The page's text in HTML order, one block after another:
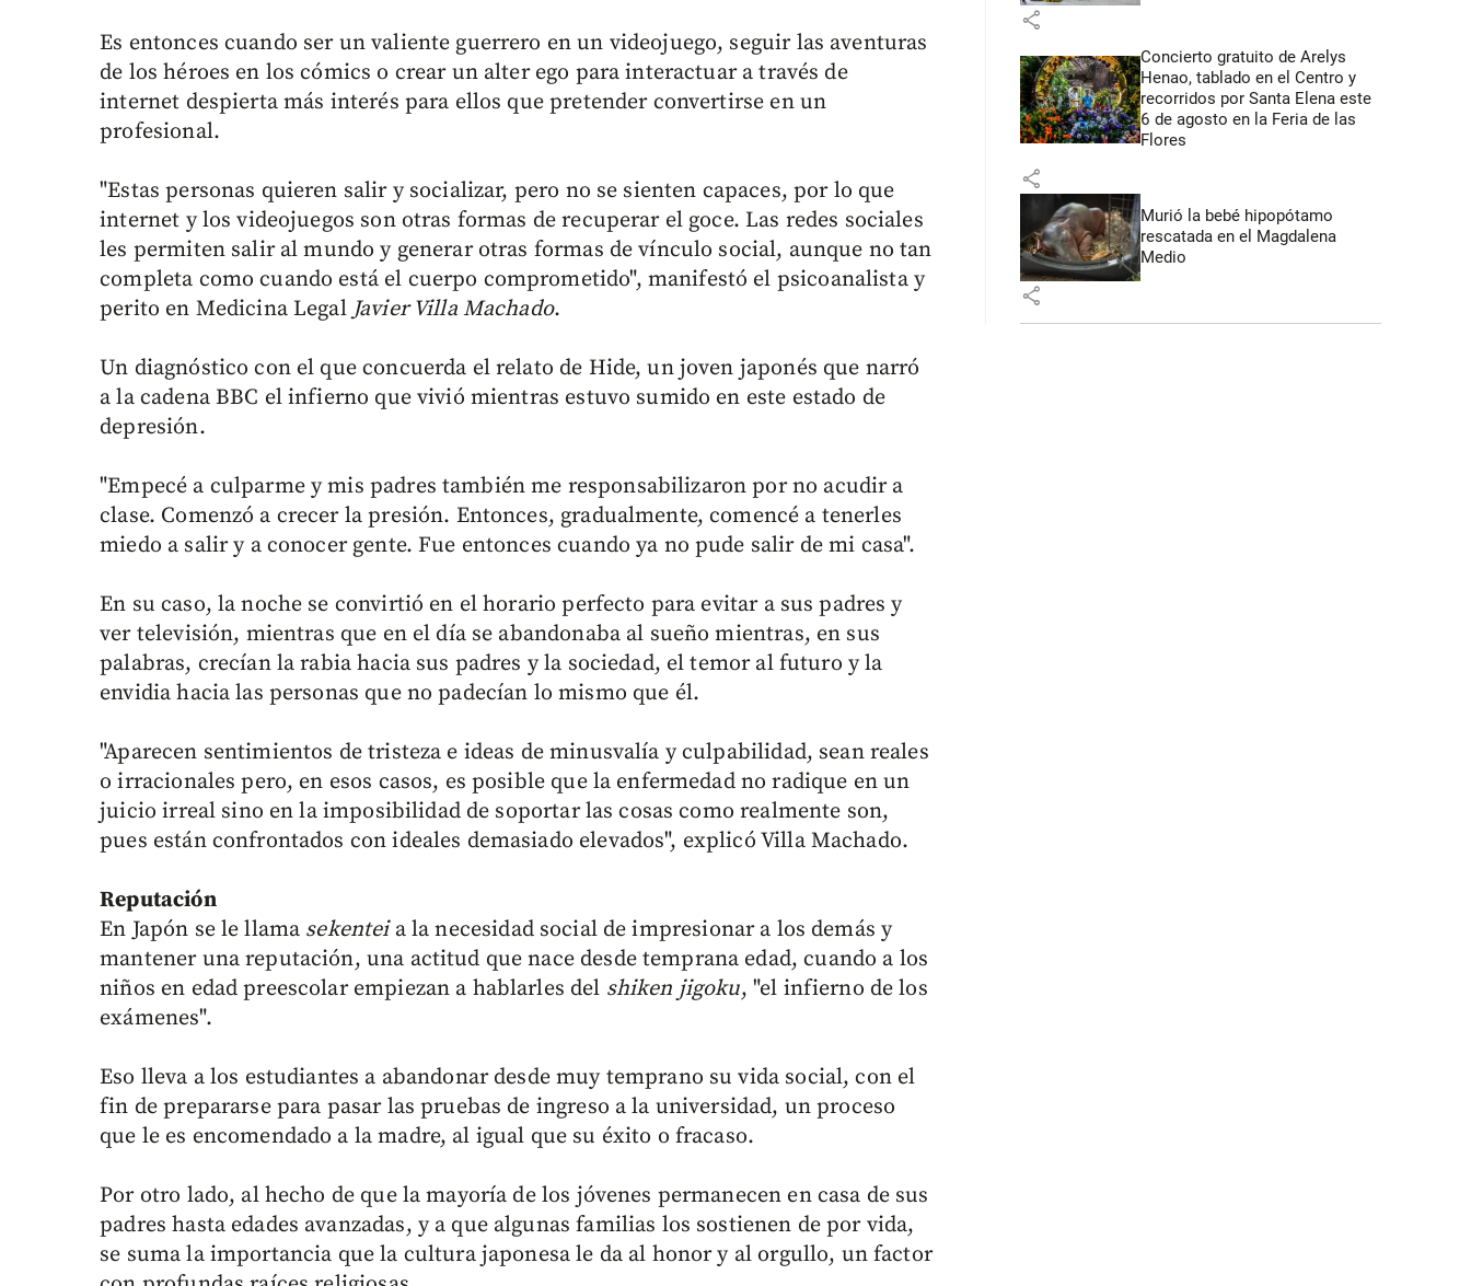
Es entonces cuando ser un valiente guerrero en un videojuego, seguir las aventuras
de los héroes en los cómics o crear un alter ego para interactuar a través de
internet despierta más interés para ellos que pretender convertirse en un
profesional.
"Estas personas quieren salir y socializar, pero no se sienten capaces, por lo que
internet y los videojuegos son otras formas de recuperar el goce. Las redes sociales
les permiten salir al mundo y generar otras formas de vínculo social, aunque no tan
completa como cuando está el cuerpo comprometido", manifestó el psicoanalista y
perito en Medicina LegalJavier Villa Machado.
Un diagnóstico con el que concuerda el relato de Hide, un joven japonés que narró
a la cadena BBC el infierno que vivió mientras estuvo sumido en este estado de
depresión.
"Empecé a culparme y mis padres también me responsabilizaron por no acudir a
clase. Comenzó a crecer la presión. Entonces, gradualmente, comencé a tenerles
miedo a salir y a conocer gente. Fue entonces cuando ya no pude salir de mi casa".
En su caso, la noche se convirtió en el horario perfecto para evitar a sus padres y
ver televisión, mientras que en el día se abandonaba al sueño mientras, en sus
palabras, crecían la rabia hacia sus padres y la sociedad, el temor al futuro y la
envidia hacia las personas que no padecían lo mismo que él.
"Aparecen sentimientos de tristeza e ideas de minusvalía y culpabilidad, sean reales
o irracionales pero, en esos casos, es posible que la enfermedad no radique en un
juicio irreal sino en la imposibilidad de soportar las cosas como realmente son,
pues están confrontados con ideales demasiado elevados", explicó Villa Machado.
Reputación
En Japón se le llama sekentei a la necesidad social de impresionar a los demás y
mantener una reputación, una actitud que nace desde temprana edad, cuando a los
niños en edad preescolar empiezan a hablarles del shiken jigoku, "el infierno de los
exámenes".
Eso lleva a los estudiantes a abandonar desde muy temprano su vida social, con el
fin de prepararse para pasar las pruebas de ingreso a la universidad, un proceso
que le es encomendado a la madre, al igual que su éxito o fracaso.
Por otro lado, al hecho de que la mayoría de los jóvenes permanecen en casa de sus
padres hasta edades avanzadas, y a que algunas familias los sostienen de por vida,
se suma la importancia que la cultura japonesa le da al honor y al orgullo, un factor
share
Concierto gratuito de Arelys
Henao, tablado en el Centro y
recorridos por Santa Elena este
6 de agosto en la Feria de las
Flores
share
Murió la bebé hipopótamo
rescatada en el Magdalena
Medio
share